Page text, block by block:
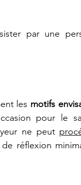
par une
les motifs
pour le
ne peut
réflexion